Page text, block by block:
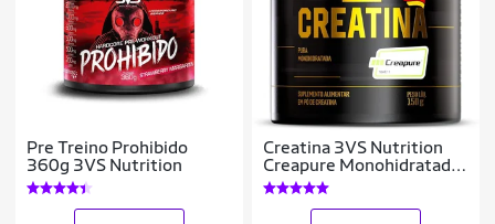
Pre Treino Prohibido
360g 3VS Nutrition
Creatina 3VS Nutrition
Creapure Monohidratada
150g